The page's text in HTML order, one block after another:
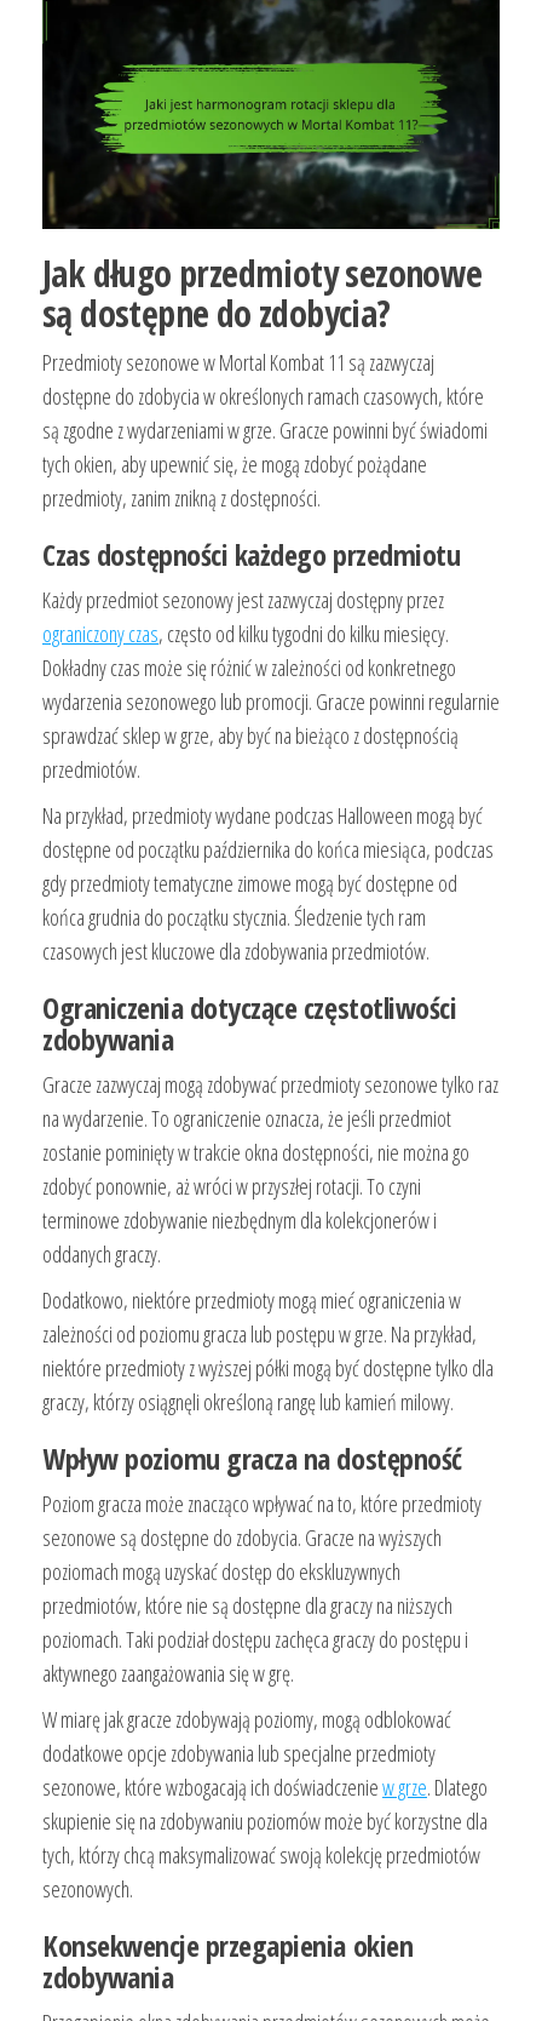
Jak długo przedmioty sezonowe
są dostępne do zdobycia?
Przedmioty sezonowe w Mortal Kombat 11 są zazwyczaj
dostępne do zdobycia w określonych ramach czasowych, które
są zgodne z wydarzeniami w grze. Gracze powinni być świadomi
tych okien, aby upewnić się, że mogą zdobyć pożądane
przedmioty, zanim znikną z dostępności.
Czas dostępności każdego przedmiotu
Każdy przedmiot sezonowy jest zazwyczaj dostępny przez
ograniczony czas, często od kilku tygodni do kilku miesięcy.
Dokładny czas może się różnić w zależności od konkretnego
wydarzenia sezonowego lub promocji. Gracze powinni regularnie
sprawdzać sklep w grze, aby być na bieżąco z dostępnością
przedmiotów.
Na przykład, przedmioty wydane podczas Halloween mogą być
dostępne od początku października do końca miesiąca, podczas
gdy przedmioty tematyczne zimowe mogą być dostępne od
końca grudnia do początku stycznia. Śledzenie tych ram
czasowych jest kluczowe dla zdobywania przedmiotów.
Ograniczenia dotyczące częstotliwości
zdobywania
Gracze zazwyczaj mogą zdobywać przedmioty sezonowe tylko raz
na wydarzenie. To ograniczenie oznacza, że jeśli przedmiot
zostanie pominięty w trakcie okna dostępności, nie można go
zdobyć ponownie, aż wróci w przyszłej rotacji. To czyni
terminowe zdobywanie niezbędnym dla kolekcjonerów i
oddanych graczy.
Dodatkowo, niektóre przedmioty mogą mieć ograniczenia w
zależności od poziomu gracza lub postępu w grze. Na przykład,
niektóre przedmioty z wyższej półki mogą być dostępne tylko dla
graczy, którzy osiągnęli określoną rangę lub kamień milowy.
Wpływ poziomu gracza na dostępność
Poziom gracza może znacząco wpływać na to, które przedmioty
sezonowe są dostępne do zdobycia. Gracze na wyższych
poziomach mogą uzyskać dostęp do ekskluzywnych
przedmiotów, które nie są dostępne dla graczy na niższych
poziomach. Taki podział dostępu zachęca graczy do postępu i
aktywnego zaangażowania się w grę.
W miarę jak gracze zdobywają poziomy, mogą odblokować
dodatkowe opcje zdobywania lub specjalne przedmioty
sezonowe, które wzbogacają ich doświadczeniew grze. Dlatego
skupienie się na zdobywaniu poziomów może być korzystne dla
tych, którzy chcą maksymalizować swoją kolekcję przedmiotów
sezonowych.
Konsekwencje przegapienia okien
zdobywania